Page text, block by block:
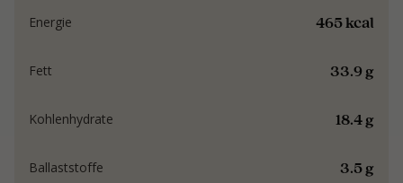
465 kcal
Energie
33.9 g
Fett
18.4 g
Kohlenhydrate
3.5 g
Ballaststoffe